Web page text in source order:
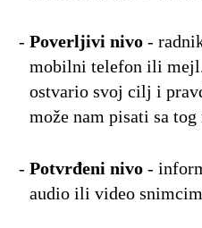
Poverljivi nivo -
mobilni telefon ili
ostvario svoj cilj i
može nam pisati sa
Potvrđeni nivo -
audio ili video